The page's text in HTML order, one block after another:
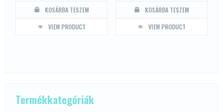
KOSÁRBA TESZEM
VIEW PRODUCT
KOSÁRBA TESZEM
VIEW PRODUCT
Termékkategóriák